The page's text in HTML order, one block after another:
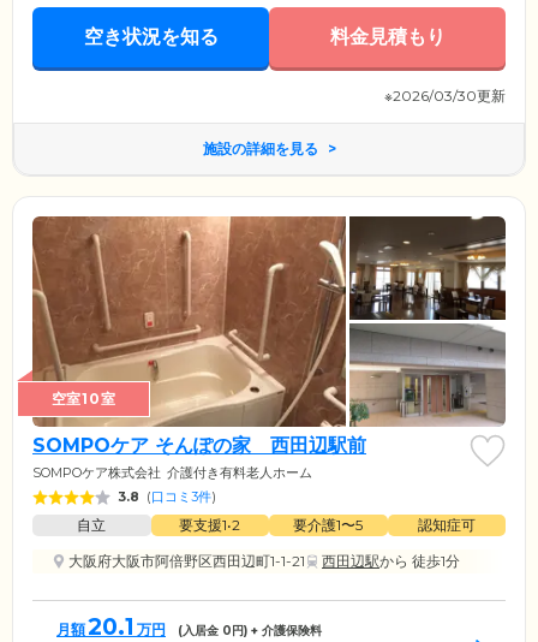
空き状況を知る 料金見積もり
※2026/03/30更新
施設の詳細を見る
空室10室
SOMPOケア そんぽの家 西田辺駅前
SOMPOケア株式会社 介護付き有料老人ホーム
3.8 (口コミ3件)
自立 要支援1•2 要介護1〜5
認知症可
大阪府大阪市阿倍野区西田辺町1-1-21
西田辺駅から 徒歩1分
月額20.1 万円 (入居金 0円) + 介護保険料